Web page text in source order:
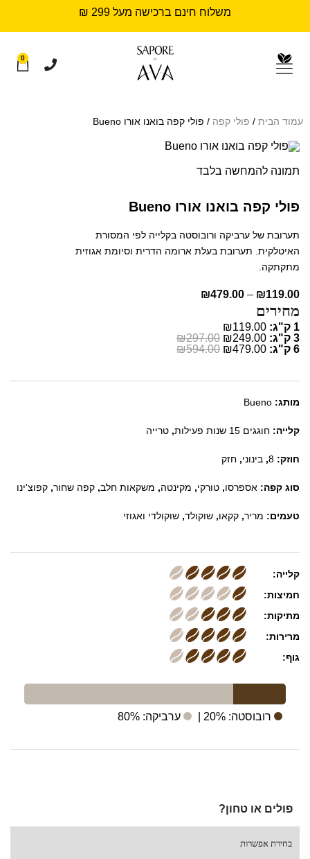
משלוח חינם ברכישה מעל 299 ₪
0
עמוד הבית / פולי קפה / פולי קפה בואנו אורו Bueno
תמונה להמחשה בלבד
פולי קפה בואנו אורו Bueno
תערובת של ערביקה ורובוסטה בקלייה לפי המסורת
האיטלקית. תערובת בעלת ארומה הדרית וסיומת אגוזית
מתקתקה.
₪119.00
–
₪479.00
מחירים
1 ק"ג:
₪119.00
3 ק"ג:
₪249.00
₪297.00
6 ק"ג:
₪479.00
₪594.00
מותג: Bueno
קלייה: חוגגים 15 שנות פעילות , טרייה
חוזק: 8
, בינוני, חזק
סוג קפה: אספרסו, טורקי, מקינטה, משקאות חלב, קפה שחור, קפוצ'ינו
טעמים: מריר, קקאו, שוקולד, שוקולדי ואגוזי
קלייה:
חמיצות:
מתיקות:
מרירות:
גוף:
רובוסטה: 20% ערביקה: 80%
פולים או טחון?